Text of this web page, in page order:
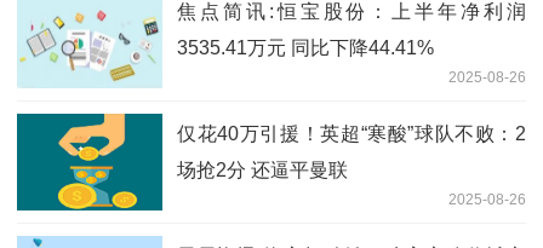
焦点简讯:恒宝股份：上半年净利润
3535.41万元 同比下降44.41%
2025-08-26
仅花40万引援！英超“寒酸”球队不败：2
场抢2分 还逼平曼联
2025-08-26